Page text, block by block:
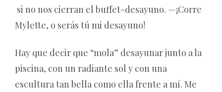
si no nos cierran el buffet-desayuno. —¡Corre
Mylette, o serás tú mi desayuno!
Hay que decir que “mola” desayunar junto a la
piscina, con un radiante sol y con una
escultura tan bella como ella frente a mí. Me